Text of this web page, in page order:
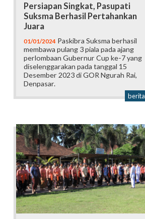
Persiapan Singkat, Pasupati
Suksma Berhasil Pertahankan
Juara
01/01/2024 Paskibra Suksma berhasil
membawa pulang 3 piala pada ajang
perlombaan Gubernur Cup ke-7 yang
diselenggarakan pada tanggal 15
Desember 2023 di GOR Ngurah Rai,
Denpasar.
berita